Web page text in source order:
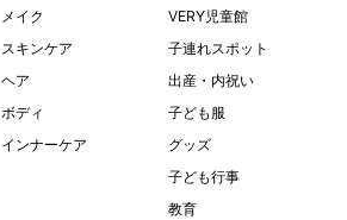
メイク
スキンケア
ヘア
ボディ
インナーケア
VERY児童館
子連れスポット
出産・内祝い
子ども服
グッズ
子ども行事
教育